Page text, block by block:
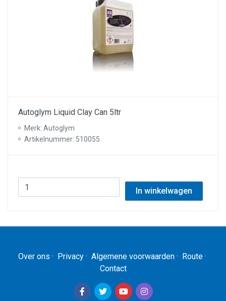
Autoglym Liquid Clay Can 5ltr
Merk: Autoglym
Artikelnummer: 510055
In winkelwagen
Over ons · Privacy· Algemene voorwaarden· Route·
Contact